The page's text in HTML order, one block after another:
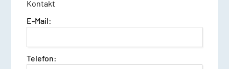
Kontakt
E-Mail:
Telefon: